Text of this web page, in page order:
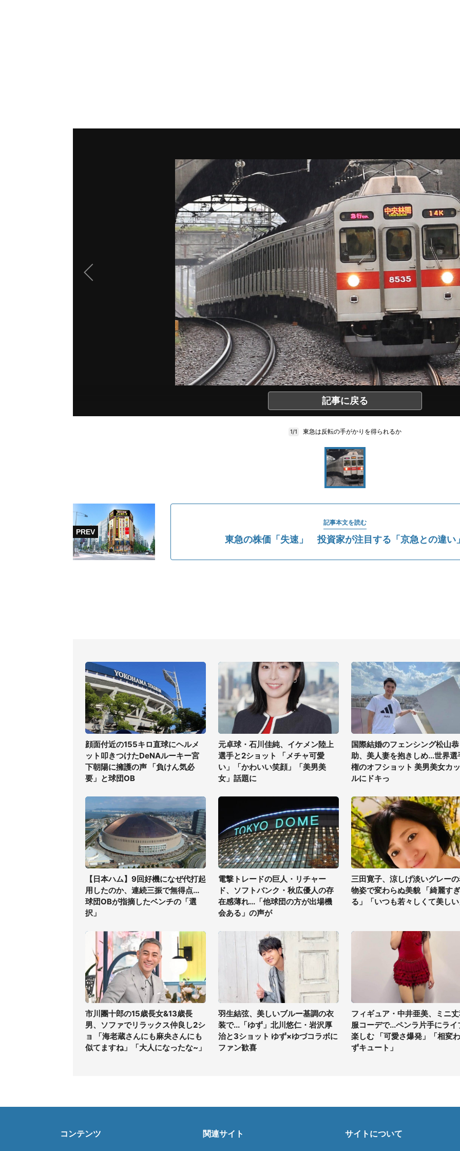
記事に戻る
1/1 東急は反転の手がかりを得られるか
記事本文を読む
東急の株価「失速」 投資家が注目する「京急との違い
顔面付近の155キロ直球にヘルメ
ット叩きつけたDeNAルーキー宮
下朝陽に擁護の声 「負けん気必
要」と球団OB
元卓球・石川佳純、イケメン陸上
選手と2ショット 「メチャ可愛
い」「かわいい笑顔」「美男美
女」話題に
国際結婚のフェンシング松山恭
助、美人妻を抱きしめ...世界選
権のオフショット 美男美女カ
ルにドキっ
【日本ハム】9回好機になぜ代打起
用したのか、連続三振で無得点...
球団OBが指摘したベンチの「選
択」
電撃トレードの巨人・リチャー
ド、ソフトバンク・秋広優人の存
在感薄れ...「他球団の方が出場機
会ある」の声が
三田寛子、涼しげ淡いグレー
物姿で変わらぬ美貌 「綺麗すぎ
る」「いつも若々しくて美し
市川團十郎の15歳長女&13歳長
男、ソファでリラックス仲良し2シ
ョ 「海老蔵さんにも麻央さんにも
似てますね」「大人になったな~」
羽生結弦、美しいブルー基調の衣
装で...「ゆず」北川悠仁・岩沢厚
治と3ショット ゆず×ゆづコラボに
ファン歓喜
フィギュア・中井亜美、ミニ
服コーデで...ペンラ片手にライ
楽しむ 「可愛さ爆発」「相変
ずキュート」
コンテンツ 関連サイト サイトについて